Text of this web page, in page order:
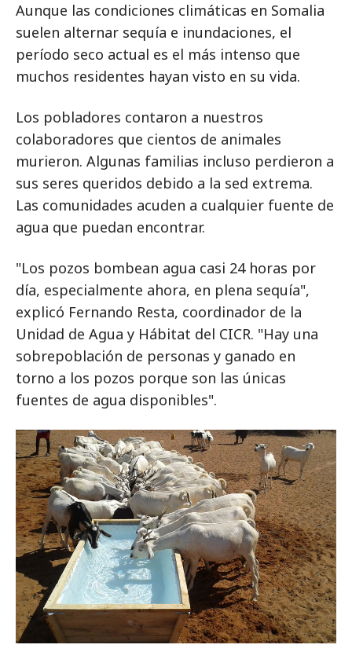
Aunque las condiciones climáticas en Somalia
suelen alternar sequía e inundaciones, el
período seco actual es el más intenso que
muchos residentes hayan visto en su vida.
Los pobladores contaron a nuestros
colaboradores que cientos de animales
murieron. Algunas familias incluso perdieron a
sus seres queridos debido a la sed extrema.
Las comunidades acuden a cualquier fuente de
agua que puedan encontrar.
"Los pozos bombean agua casi 24 horas por
día, especialmente ahora, en plena sequía",
explicó Fernando Resta, coordinador de la
Unidad de Agua y Hábitat del CICR. "Hay una
sobrepoblación de personas y ganado en
torno a los pozos porque son las únicas
fuentes de agua disponibles".